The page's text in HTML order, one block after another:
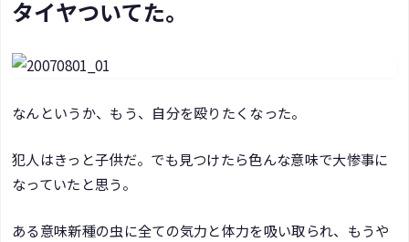
タイヤついてた。
なんというか、もう、自分を殴りたくなった。
犯人はきっと子供だ。でも見つけたら色んな意味で大惨事に
なっていたと思う。
ある意味新種の虫に全ての気力と体力を吸い取られ、もうや